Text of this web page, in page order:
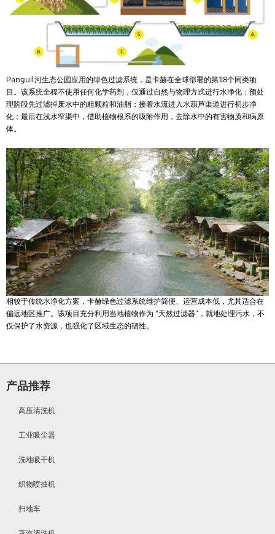
Panguil河生态公园应用的绿色过滤系统，是卡赫在全球部署的第18个同类项
目。该系统全程不使用任何化学药剂，仅通过自然与物理方式进行水净化：预处
理阶段先过滤掉废水中的粗颗粒和油脂；接着水流进入水葫芦渠道进行初步净
化；最后在浅水窄渠中，借助植物根系的吸附作用，去除水中的有害物质和病原
体。
相较于传统水净化方案，卡赫绿色过滤系统维护简便、运营成本低，尤其适合在
偏远地区推广。该项目充分利用当地植物作为 “天然过滤器”，就地处理污水，不
仅保护了水资源，也强化了区域生态的韧性。
产品推荐
高压清洗机
工业吸尘器
洗地吸干机
织物喷抽机
扫地车